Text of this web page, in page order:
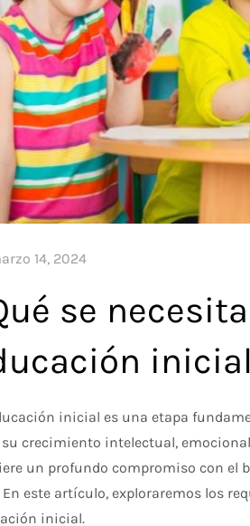
se
inicial es una etapa
crecimiento intelectual,
un profundo compromiso con el
En este artículo, exploraremos los
inicial.